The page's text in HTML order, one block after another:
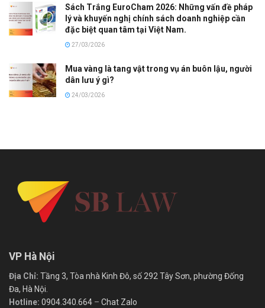
Sách Trắng EuroCham 2026: Những vấn đề pháp
lý và khuyến nghị chính sách doanh nghiệp cần
đặc biệt quan tâm tại Việt Nam.
27/03/2026
Mua vàng là tang vật trong vụ án buôn lậu, người
dân lưu ý gì?
24/03/2026
VP Hà Nội
Địa Chỉ: Tầng 3, Tòa nhà Kinh Đô, số 292 Tây Sơn, phường Đống
Đa, Hà Nội.
Hotline: 0904.340.664 – Chat Zalo